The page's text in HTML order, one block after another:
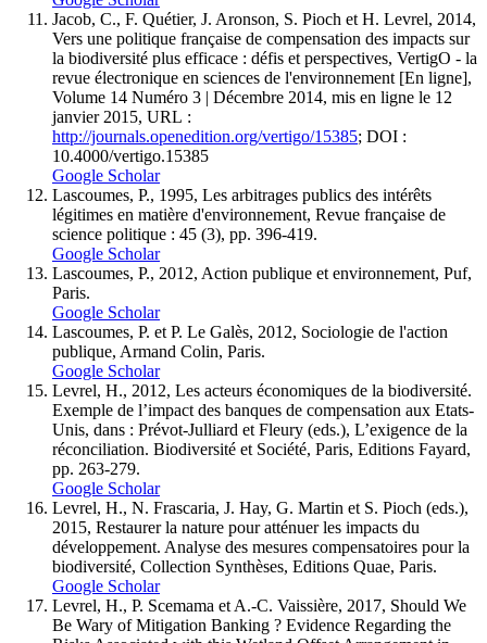
Jacob, C., F. Quétier, J. Aronson, S. Pioch et H. Levrel, 2014,
Vers une politique française de compensation des impacts sur
la biodiversité plus efficace : défis et perspectives, VertigO - la
revue électronique en sciences de l'environnement [En ligne],
Volume 14 Numéro 3 | Décembre 2014, mis en ligne le 12
janvier 2015, URL :
http://journals.openedition.org/vertigo/15385; DOI :
10.4000/vertigo.15385
Google Scholar
Lascoumes, P., 1995, Les arbitrages publics des intérêts
légitimes en matière d'environnement, Revue française de
science politique : 45 (3), pp. 396-419.
Google Scholar
Lascoumes, P., 2012, Action publique et environnement, Puf,
Paris.
Google Scholar
Lascoumes, P. et P. Le Galès, 2012, Sociologie de l'action
publique, Armand Colin, Paris.
Google Scholar
Levrel, H., 2012, Les acteurs économiques de la biodiversité.
Exemple de l’impact des banques de compensation aux Etats-
Unis, dans : Prévot-Julliard et Fleury (eds.), L’exigence de la
réconciliation. Biodiversité et Société, Paris, Editions Fayard,
pp. 263-279.
Google Scholar
Levrel, H., N. Frascaria, J. Hay, G. Martin et S. Pioch (eds.),
2015, Restaurer la nature pour atténuer les impacts du
développement. Analyse des mesures compensatoires pour la
biodiversité, Collection Synthèses, Editions Quae, Paris.
Google Scholar
Levrel, H., P. Scemama et A.-C. Vaissière, 2017, Should We
Be Wary of Mitigation Banking ? Evidence Regarding the